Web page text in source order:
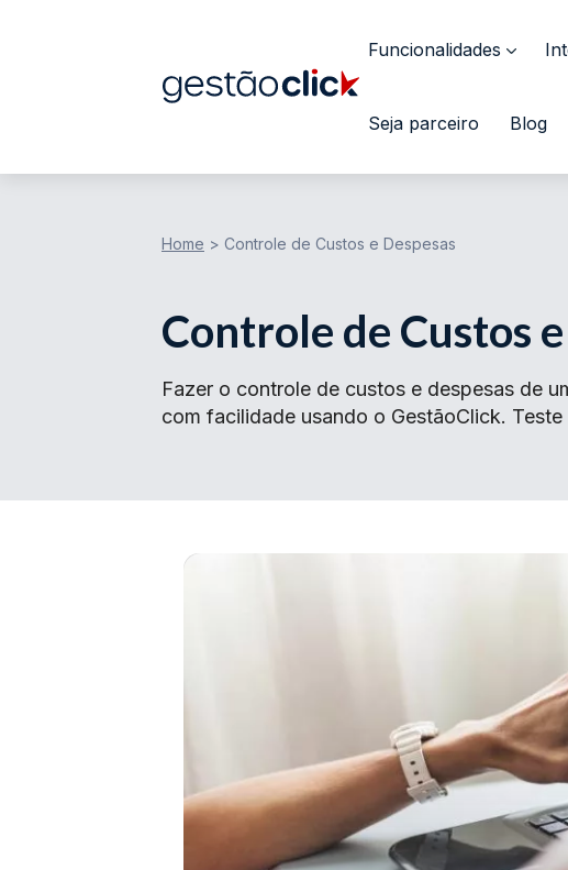
Funcionalidades
Seja parceiro Blog
Home > Controle de Custos e Despesas
Controle de Custos
Fazer o controle de custos e despesas de
com facilidade usando o GestãoClick. Teste